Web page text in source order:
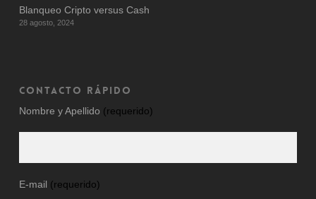
Blanqueo Cripto versus Cash
28 agosto, 2024
CONTACTO RÁPIDO
Nombre y Apellido (requerido)
E-mail (requerido)